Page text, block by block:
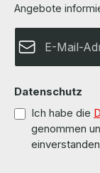
Angebote
Datenschutz
Ich habe die
genommen